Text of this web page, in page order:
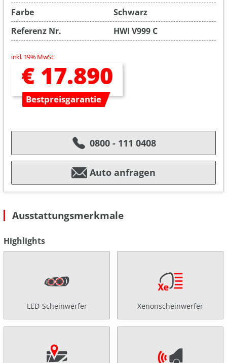
Farbe
Schwarz
Referenz Nr.
HWI V999 C
inkl. 19% MwSt.
€ 17.890
Bestpreisgarantie
0800 - 111 0408
Auto anfragen
Ausstattungsmerkmale
Highlights
LED-Scheinwerfer Xenonscheinwerfer